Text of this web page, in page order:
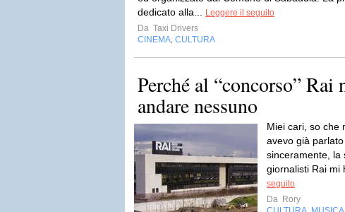
dedicato alla...
Leggere il seguito
Da Taxi Drivers
CINEMA CULTURA
Perché al “concorso” Rai
andare nessuno
Miei cari, so che
avevo già
sinceramente, la
giornalisti Rai mi
seguito
Da Rory